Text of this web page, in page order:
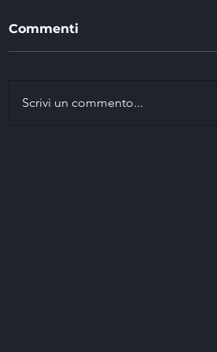
Commenti
Scrivi un commento...